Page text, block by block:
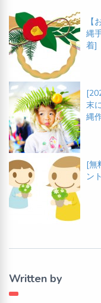
縄
着]
末
縄
[無
ン
Written by